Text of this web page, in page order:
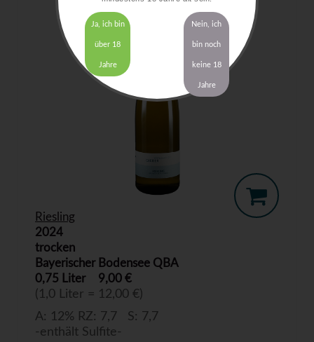
Riesling
2024
trocken
Bayerischer Bodensee QBA
0,75 Liter
9,00 €
(1,0 Liter = 12,00 €)
A: 12% RZ: 7,7 S: 7,7
-enthält Sulfite-
Ja, ich bin
über 18
Jahre
Nein, ich
bin noch
keine 18
Jahre